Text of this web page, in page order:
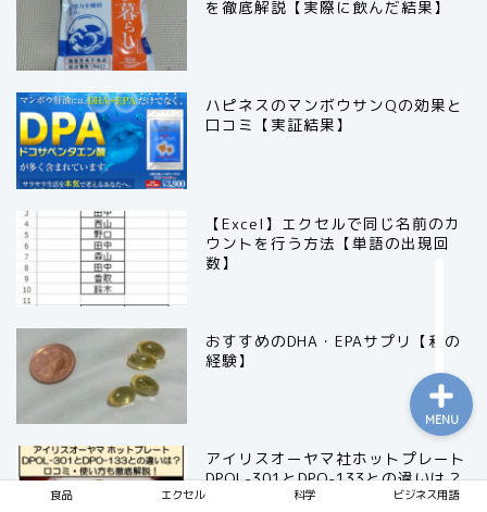
を徹底解説【実際に飲んだ結果】
ハピネスのマンボウサンQの効果と
口コミ【実証結果】
【Excel】エクセルで同じ名前のカ
ウントを行う方法【単語の出現回
数】
おすすめのDHA・EPAサプリ【私の
経験】
アイリスオーヤマ社ホットプレート
DPOL-301とDPO-133との違いは？
口コミ・評判・使い方も徹底解説！
食品 エクセル 科学 ビジネス用語
MENU
食品
科学